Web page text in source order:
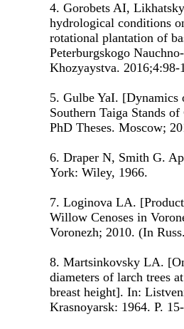
4. Gorobets AI,
hydrological conditions
rotational plantation of
Peterburgskogo
Khozyaystva. 2016;4:98-
5. Gulbe YaI.
Southern Taiga Stands
PhD Theses. Moscow;
6. Draper N, Smith G.
York: Wiley, 1966.
7. Loginova LA.
Willow Cenoses in
Voronezh; 2010. (In
8. Martsinkovsky LA.
diameters of larch trees
breast height]. In:
Krasnoyarsk: 1964. P.